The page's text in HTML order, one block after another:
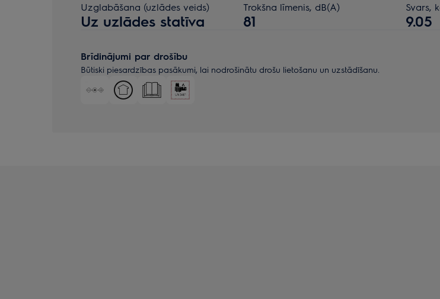
Uzglabāšana (uzlādes veids)
Uz uzlādes statīva
Trokšna līmenis, dB(A)
81
Svars,
9.05
Brīdinājumi par drošību
Būtiski piesardzības pasākumi, lai nodrošinātu drošu lietošanu un uzstādīšanu.